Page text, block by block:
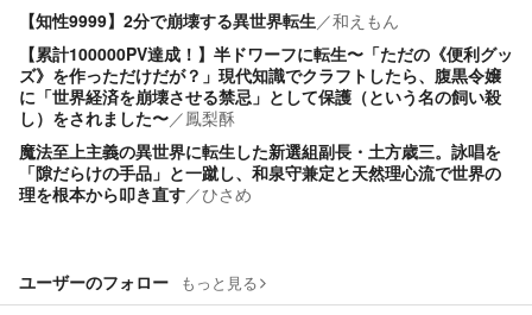
【知性9999】2分で崩壊する異世界転生／和えもん
【累計100000PV達成！】半ドワーフに転生〜「ただの《便利グッ
ズ》を作っただけだが？」現代知識でクラフトしたら、腹黒令嬢
に「世界経済を崩壊させる禁忌」として保護（という名の飼い殺
し）をされました〜／鳳梨酥
魔法至上主義の異世界に転生した新選組副長・土方歳三。詠唱を
「隙だらけの手品」と一蹴し、和泉守兼定と天然理心流で世界の
理を根本から叩き直す／ひさめ
ユーザーのフォロー もっと見る